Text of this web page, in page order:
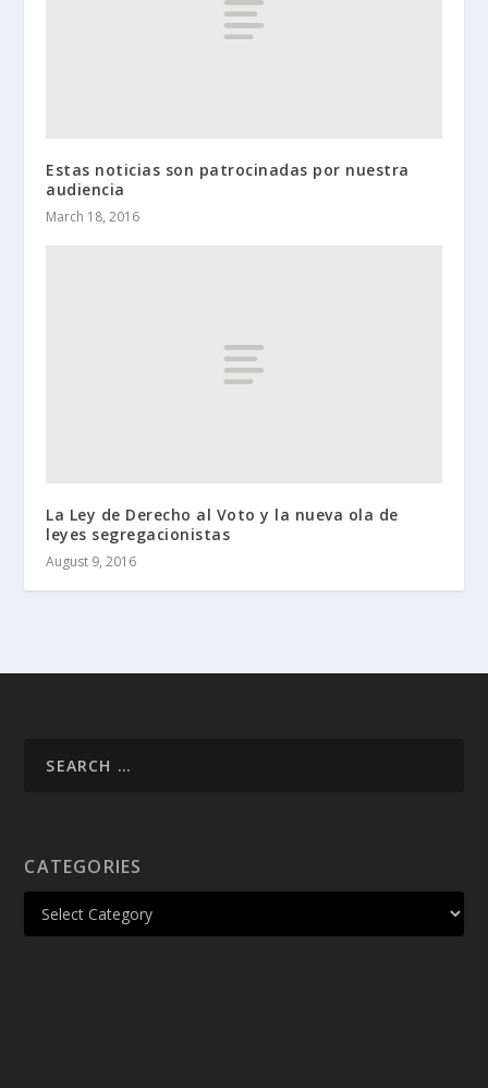
Estas noticias son patrocinadas por nuestra
audiencia
March 18, 2016
La Ley de Derecho al Voto y la nueva ola de
leyes segregacionistas
August 9, 2016
CATEGORIES